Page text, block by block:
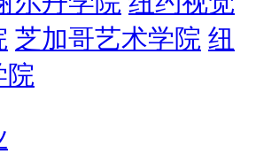
芝加哥艺术学院 纽
院